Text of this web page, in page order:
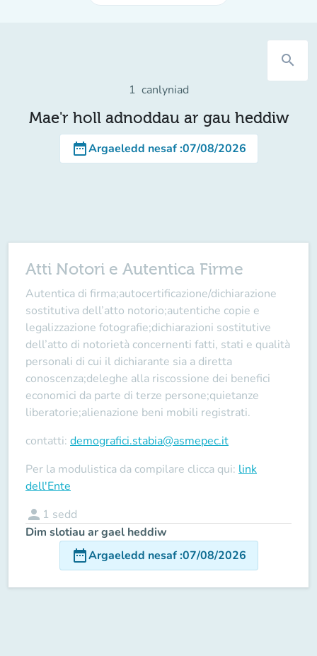
search
1 canlyniad
Mae'r holl adnoddau ar gau heddiw
date_rangeArgaeledd nesaf:07/08/2026
Atti Notori e Autentica Firme
Autentica di firma;autocertificazione/dichiarazione
sostitutiva dell’atto notorio;autentiche copie e
legalizzazione fotografie;dichiarazioni sostitutive
dell’atto di notorietà concernenti fatti, stati e qualità
personali di cui il dichiarante sia a diretta
conoscenza;deleghe alla riscossione dei benefici
economici da parte di terze persone;quietanze
liberatorie;alienazione beni mobili registrati.
contatti: demografici.stabia@asmepec.it
Per la modulistica da compilare clicca qui: link
dell'Ente
person 1 sedd
Dim slotiau ar gael heddiw
date_rangeArgaeledd nesaf:07/08/2026